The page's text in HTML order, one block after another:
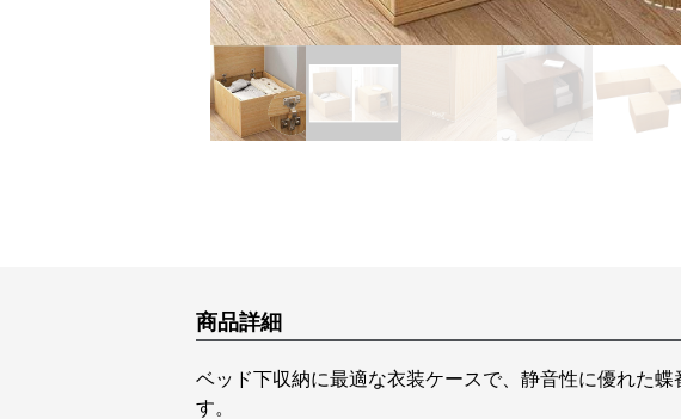
商品詳細
ベッド下収納に最適な衣装ケースで、静音性に優れた
す。